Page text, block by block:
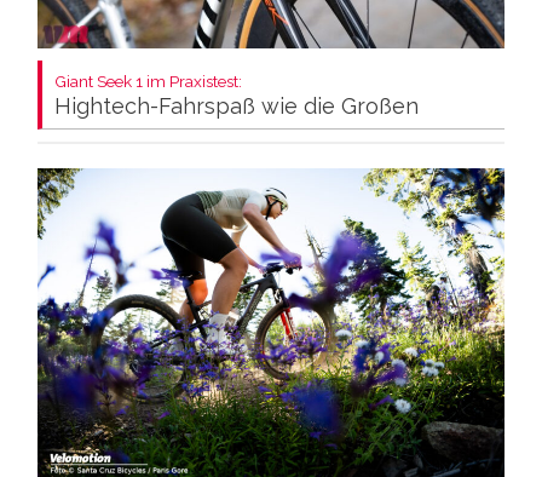
Giant Seek 1 im Praxistest:
Hightech-Fahrspaß wie die Großen